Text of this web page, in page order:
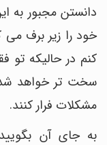
دانستن مجبور به
خود را زیر برف
کنم در حالیکه
سخت تر خواهد
مشکلات فرار کنند.
به جای آن